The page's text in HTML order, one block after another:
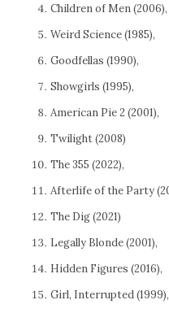
Children of Men (2006),
Weird Science (1985),
Goodfellas (1990),
Showgirls (1995),
American Pie 2 (2001),
Twilight (2008)
The 355 (2022),
Afterlife of the Party
The Dig (2021)
Legally Blonde (2001),
Hidden Figures (2016),
Girl, Interrupted (1999),